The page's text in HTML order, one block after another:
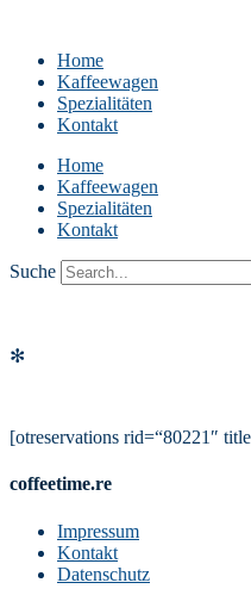
Home
Kaffeewagen
Spezialitäten
Kontakt
Home
Kaffeewagen
Spezialitäten
Kontakt
Suche
✻
[otreservations rid=“80221″
coffeetime.re
Impressum
Kontakt
Datenschutz